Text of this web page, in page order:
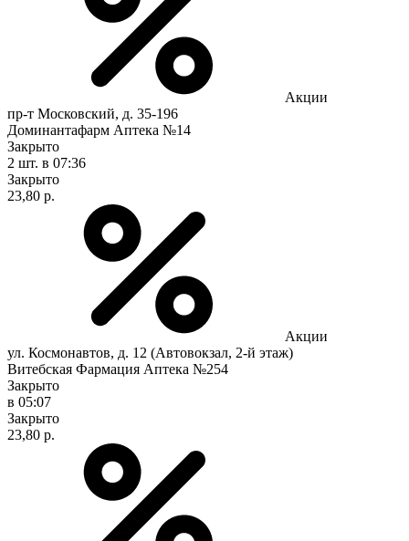
Акции
пр-т Московский, д. 35-196
Доминантафарм Аптека №14
Закрыто
2 шт. в 07:36
Закрыто
23,80 р.
Акции
ул. Космонавтов, д. 12 (Автовокзал, 2-й этаж)
Витебская Фармация Аптека №254
Закрыто
в 05:07
Закрыто
23,80 р.